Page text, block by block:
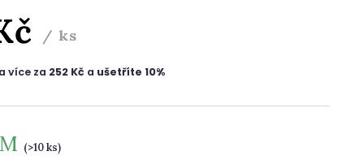
/ ks
více za 252 Kč a ušetříte 10%
(>10 ks)